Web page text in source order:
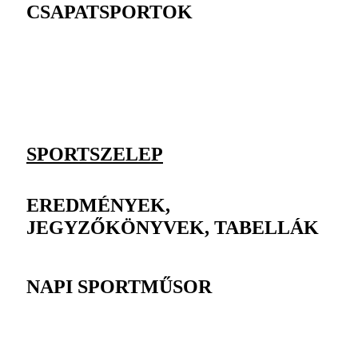
CSAPATSPORTOK
SPORTSZELEP
EREDMÉNYEK,
JEGYZŐKÖNYVEK, TABELLÁK
NAPI SPORTMŰSOR